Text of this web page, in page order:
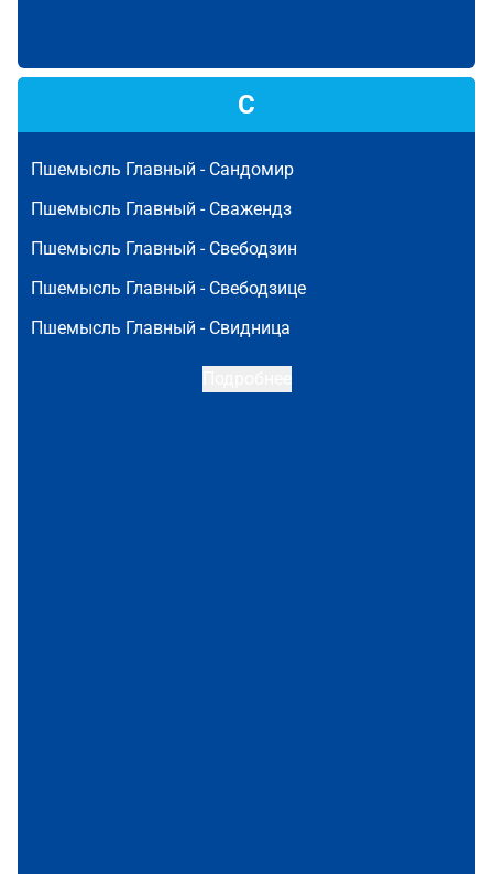
С
Пшемысль Главный - Сандомир
Пшемысль Главный - Сважендз
Пшемысль Главный - Свебодзин
Пшемысль Главный - Свебодзице
Пшемысль Главный - Свидница